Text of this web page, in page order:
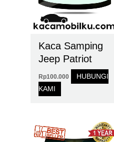
Kaca Samping
Jeep Patriot
Rp100.000
HUBUNGI
KAMI